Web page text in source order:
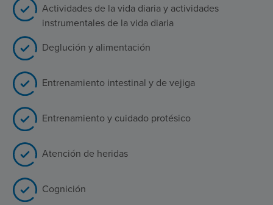
Actividades de la vida diaria y actividades
instrumentales de la vida diaria
Deglución y alimentación
Entrenamiento intestinal y de vejiga
Entrenamiento y cuidado protésico
Atención de heridas
Cognición